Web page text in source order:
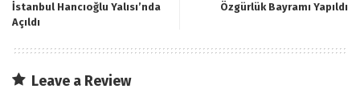
İstanbul Hancıoğlu Yalısı’nda
Açıldı
Özgürlük Bayramı Yapıldı
Leave a Review